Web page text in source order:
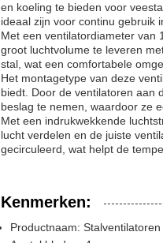
en koeling te bieden voor
ideaal zijn voor continu gebruik
Met een ventilatordiameter van
groot luchtvolume te leveren
stal, wat een comfortabele
Het montagetype van deze
biedt. Door de ventilatoren aan
beslag te nemen, waardoor ze
Met een indrukwekkende
lucht verdelen en de juiste
gecirculeerd, wat helpt de
Kenmerken:
Productnaam: Stalventilatoren